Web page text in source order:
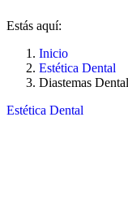
Estás aquí:
Inicio
Estética Dental
Diastemas
Estética Dental